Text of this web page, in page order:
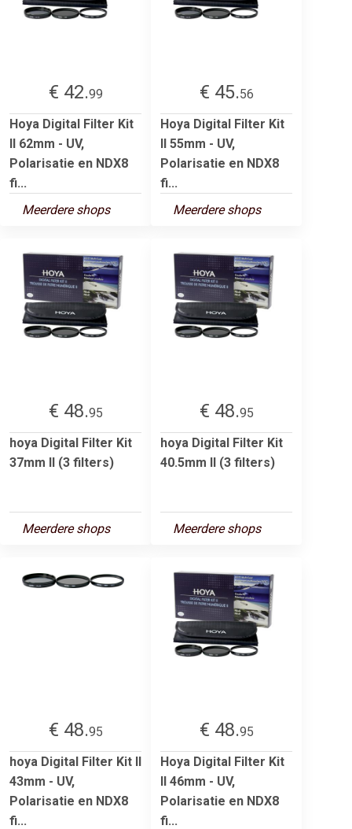
€ 42.99
Hoya Digital Filter Kit
II 62mm - UV,
Polarisatie en NDX8
fi...
Meerdere shops
€ 45.56
Hoya Digital Filter Kit
II 55mm - UV,
Polarisatie en NDX8
fi...
Meerdere shops
€ 48.95
hoya Digital Filter Kit
37mm II (3 filters)
Meerdere shops
€ 48.95
hoya Digital Filter Kit
40.5mm II (3 filters)
Meerdere shops
€ 48.95
hoya Digital Filter Kit II
43mm - UV,
Polarisatie en NDX8
fi...
€ 48.95
Hoya Digital Filter Kit
II 46mm - UV,
Polarisatie en NDX8
fi...